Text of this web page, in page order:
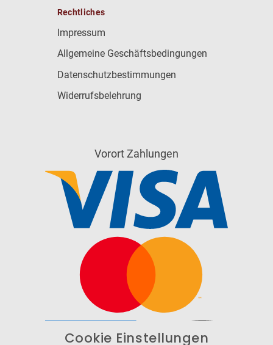
Rechtliches
Impressum
Allgemeine Geschäftsbedingungen
Datenschutzbestimmungen
Widerrufsbelehrung
Vorort Zahlungen
Cookie Einstellungen